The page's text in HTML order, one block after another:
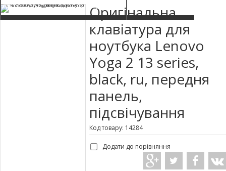
Автомобільні зарядні пристроїОригінальна
клавіатура для
ноутбука Lenovo
Yoga 2 13 series,
black, ru, передня
панель,
підсвічування
Код товару: 14284
Додати до порівняння